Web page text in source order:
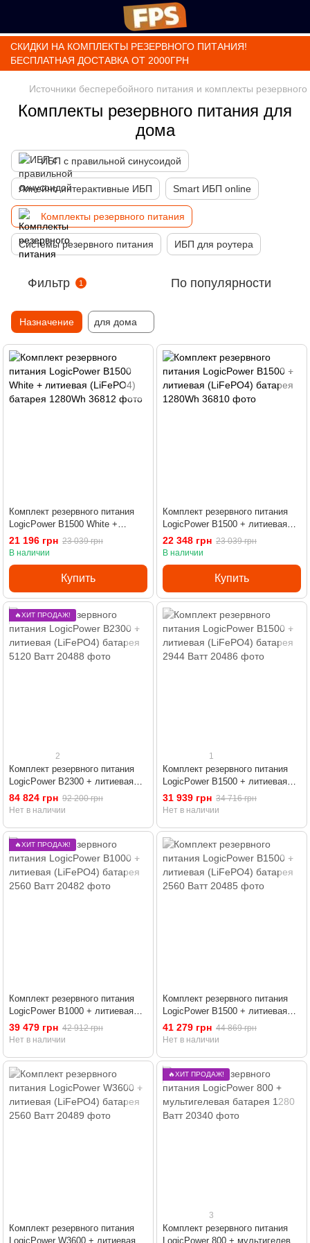
СКИДКИ НА КОМПЛЕКТЫ РЕЗЕРВНОГО ПИТАНИЯ!
БЕСПЛАТНАЯ ДОСТАВКА ОТ 2000ГРН
Источники бесперебойного питания и комплекты
Комплекты резервного питания для
дома
ИБП с правильной синусоидой
Линейно интерактивные ИБП Smart ИБП online
Комплекты резервного питания
Системы резервного питания ИБП для роутера
Фильтр 1 По популярности
Назначение для дома
Комплект резервного питания
LogicPower B1500 White +
литиевая (LiFePO4) батарея
1280Wh
21 196 грн 23 039 грн
В наличии
Купить
Комплект резервного питания
LogicPower B1500 + литиевая
(LiFePO4) батарея 1280Wh
22 348 грн 23 039 грн
В наличии
Купить
🔥ХИТ ПРОДАЖ!
2
Комплект резервного питания
LogicPower B2300 + литиевая
(LiFePO4) батарея 5120 Ватт
84 824 грн 92 200 грн
Нет в наличии
1
Комплект резервного питания
LogicPower B1500 + литиевая
(LiFePO4) батарея 2944 Ватт
31 939 грн 34 716 грн
Нет в наличии
🔥ХИТ ПРОДАЖ!
Комплект резервного питания
LogicPower B1000 + литиевая
(LiFePO4) батарея 2560 Ватт
39 479 грн 42 912 грн
Нет в наличии
Комплект резервного питания
LogicPower B1500 + литиевая
(LiFePO4) батарея 2560 Ватт
41 279 грн 44 869 грн
Нет в наличии
Комплект резервного питания
LogicPower W3600 + литиевая
🔥ХИТ ПРОДАЖ!
3
Комплект резервного питания
LogicPower 800 + мультигелевая